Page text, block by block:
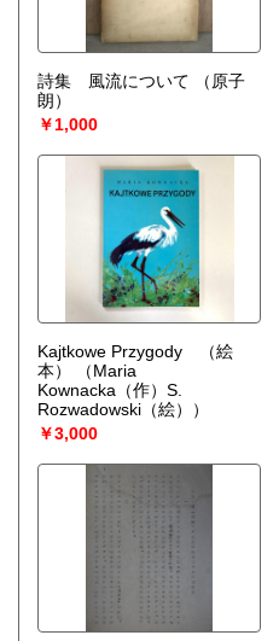
詩集 風流について
（原子
朗）
￥1,000
Kajtkowe Przygody （絵
本）
（Maria
Kownacka（作）S.
Rozwadowski（絵））
￥3,000